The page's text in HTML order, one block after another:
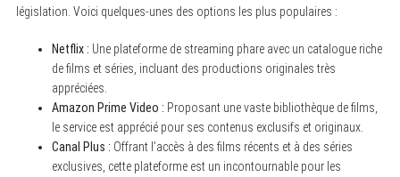
législation. Voici quelques-unes des options les plus populaires :
Netflix : Une plateforme de streaming phare avec un catalogue riche
de films et séries, incluant des productions originales très
appréciées.
Amazon Prime Video : Proposant une vaste bibliothèque de films,
le service est apprécié pour ses contenus exclusifs et originaux.
Canal Plus : Offrant l’accès à des films récents et à des séries
exclusives, cette plateforme est un incontournable pour les